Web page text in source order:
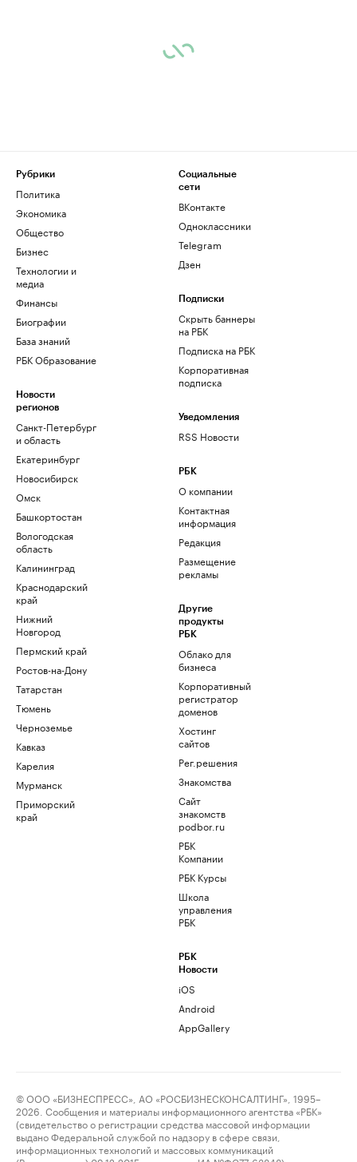
Рубрики
Политика
Экономика
Общество
Бизнес
Технологии и
медиа
Финансы
Биографии
База знаний
РБК Образование
Новости
регионов
Санкт-Петербург
и область
Екатеринбург
Новосибирск
Омск
Башкортостан
Вологодская
область
Калининград
Краснодарский
край
Нижний
Новгород
Пермский край
Ростов-на-Дону
Татарстан
Тюмень
Черноземье
Кавказ
Карелия
Мурманск
Приморский
край
Социальные
сети
ВКонтакте
Одноклассники
Telegram
Дзен
Подписки
Скрыть баннеры
на РБК
Подписка на РБК
Корпоративная
подписка
Уведомления
RSS Новости
РБК
О компании
Контактная
информация
Редакция
Размещение
рекламы
Другие
продукты
РБК
Облако для
бизнеса
Корпоративный
регистратор
доменов
Хостинг
сайтов
Рег.решения
Знакомства
Сайт
знакомств
podbor.ru
РБК
Компании
РБК Курсы
Школа
управления
РБК
РБК
Новости
iOS
Android
AppGallery
© ООО «БИЗНЕСПРЕСС», АО «РОСБИЗНЕСКОНСАЛТИНГ», 1995–
2026. Сообщения и материалы информационного агентства «РБК»
(свидетельство о регистрации средства массовой информации
выдано Федеральной службой по надзору в сфере связи,
информационных технологий и массовых коммуникаций